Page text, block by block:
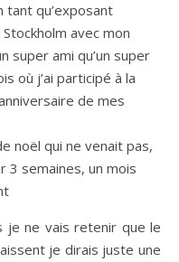
tant qu’exposant
avec mon
super ami qu’un super
où j’ai participé à la
de mes
noël qui ne venait pas,
3 semaines, un mois
je ne vais retenir que le
je dirais juste une